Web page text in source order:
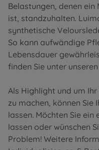
Belastungen, denen
ist, standzuhalten.
synthetische
So kann aufwändige
Lebensdauer
finden Sie unter unseren
Als Highlight und um
zu machen, können Sie
lassen. Möchten Sie
lassen oder wünschen
Problem! Weitere